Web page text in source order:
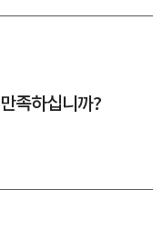
족하십니까?